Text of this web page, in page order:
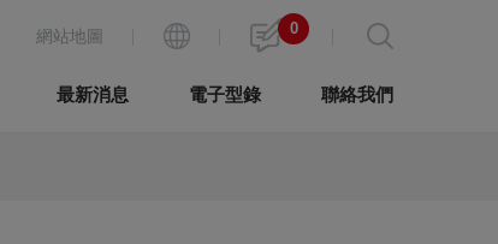
網站地圖 0
最新消息 電子型錄 聯絡我們